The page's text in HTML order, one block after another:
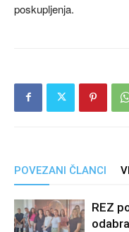
poskupljenja.
POVEZANI ČLANCI
REZ